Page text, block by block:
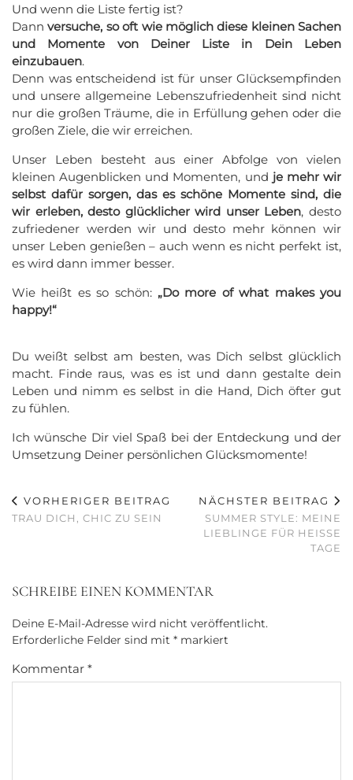
Und wenn die Liste fertig ist?
Dannversuche, so oft wie möglich diese kleinen Sachen
und Momente von Deiner Liste in Dein Leben
einzubauen.
Denn was entscheidend ist für unser Glücksempfinden
und unsere allgemeine Lebenszufriedenheit sind nicht
nur die großen Träume, die in Erfüllung gehen oder die
großen Ziele, die wir erreichen.
Unser Leben besteht aus einer Abfolge von vielen
kleinen Augenblicken und Momenten, und je mehr wir
selbst dafür sorgen, das es schöne Momente sind, die
wir erleben, desto glücklicher wird unser Leben, desto
zufriedener werden wir und desto mehr können wir
unser Leben genießen – auch wenn es nicht perfekt ist,
es wird dann immer besser.
Wie heißt es so schön: „Do more of what makes you
happy!“
Du weißt selbst am besten, was Dich selbst glücklich
macht. Finde raus, was es ist und dann gestalte dein
Leben und nimm es selbst in die Hand, Dich öfter gut
zu fühlen.
Ich wünsche Dir viel Spaß bei der Entdeckung und der
Umsetzung Deiner persönlichen Glücksmomente!
VORHERIGER BEITRAG
TRAU DICH, CHIC ZU SEIN
NÄCHSTER BEITRAG
SUMMER STYLE: MEINE
LIEBLINGE FÜR HEISSE T
AGE
SCHREIBE EINEN KOMMENTAR
Deine E-Mail-Adresse wird nicht veröffentlicht.
Erforderliche Felder sind mit * markiert
Kommentar *